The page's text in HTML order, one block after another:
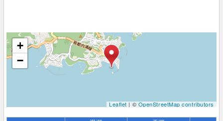
+
−
Leaflet| ©OpenStreetMap contributors